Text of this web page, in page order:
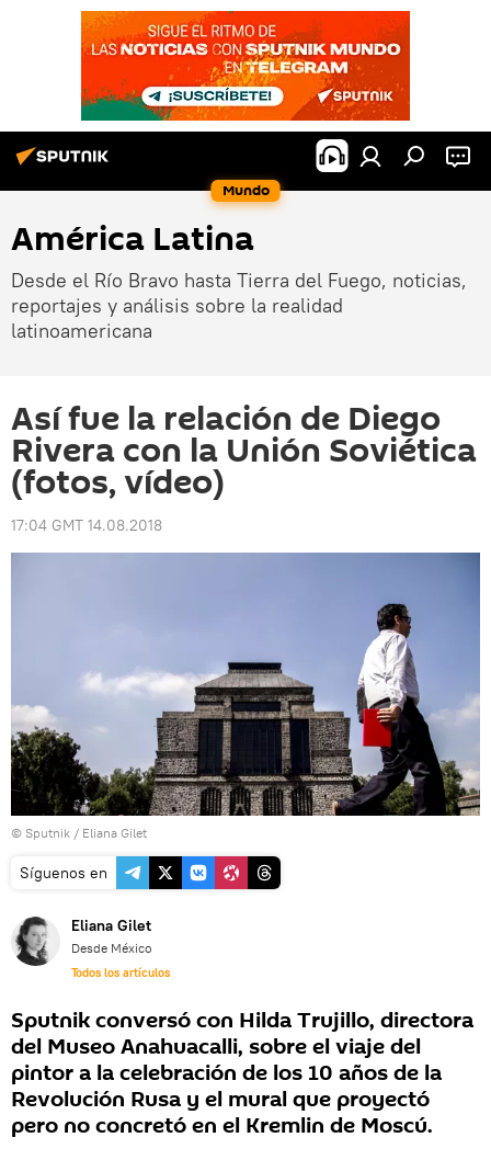
Mundo
América Latina
Desde el Río Bravo hasta Tierra del Fuego, noticias,
reportajes y análisis sobre la realidad
latinoamericana
Así fue la relación de Diego
Rivera con la Unión Soviética
(fotos, vídeo)
17:04 GMT 14.08.2018
© Sputnik / Eliana Gilet
Síguenos en
Eliana Gilet
Desde México
Todos los artículos
Sputnik conversó con Hilda Trujillo, directora
del Museo Anahuacalli, sobre el viaje del
pintor a la celebración de los 10 años de la
Revolución Rusa y el mural que proyectó
pero no concretó en el Kremlin de Moscú.